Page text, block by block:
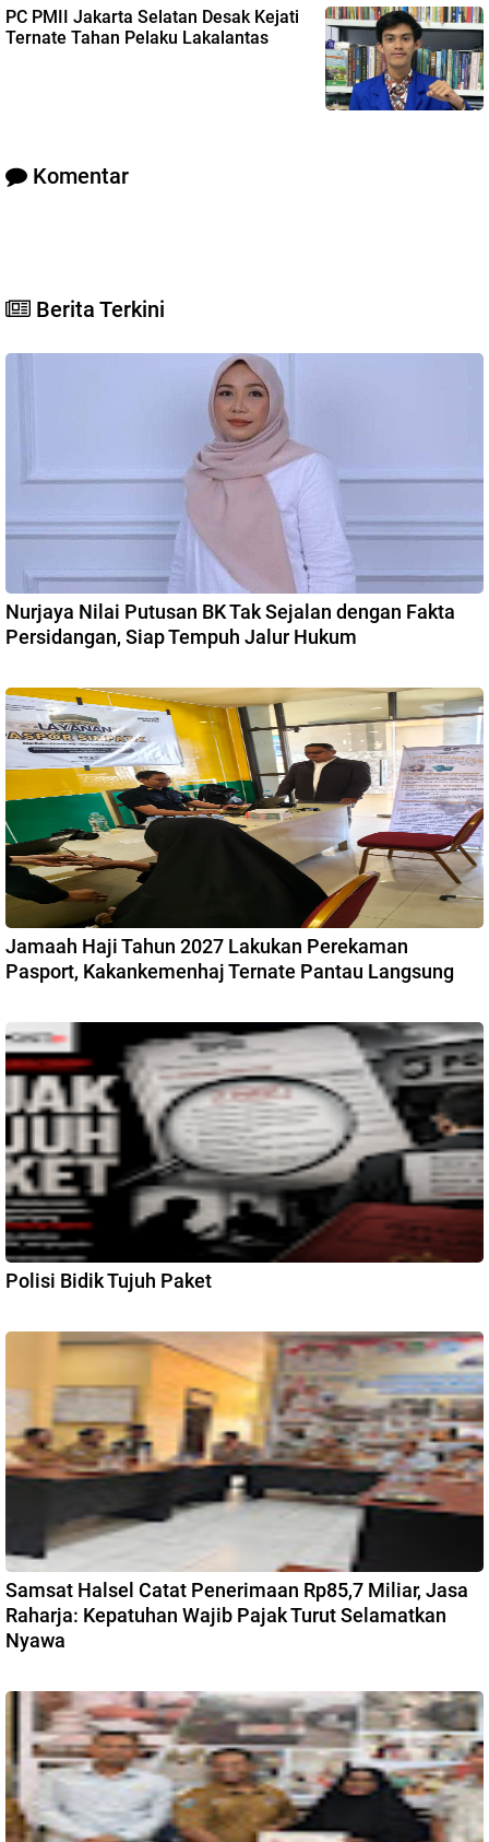
PC PMII Jakarta Selatan Desak Kejati
Ternate Tahan Pelaku Lakalantas
Komentar
Berita Terkini
Nurjaya Nilai Putusan BK Tak Sejalan dengan Fakta
Persidangan, Siap Tempuh Jalur Hukum
Jamaah Haji Tahun 2027 Lakukan Perekaman
Pasport, Kakankemenhaj Ternate Pantau Langsung
Polisi Bidik Tujuh Paket
Samsat Halsel Catat Penerimaan Rp85,7 Miliar, Jasa
Raharja: Kepatuhan Wajib Pajak Turut Selamatkan
Nyawa